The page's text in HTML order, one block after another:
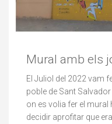
Mural amb els
El Juliol del 2022 vam
poble de Sant
on es volia fer el mural
decidir aprofitar que